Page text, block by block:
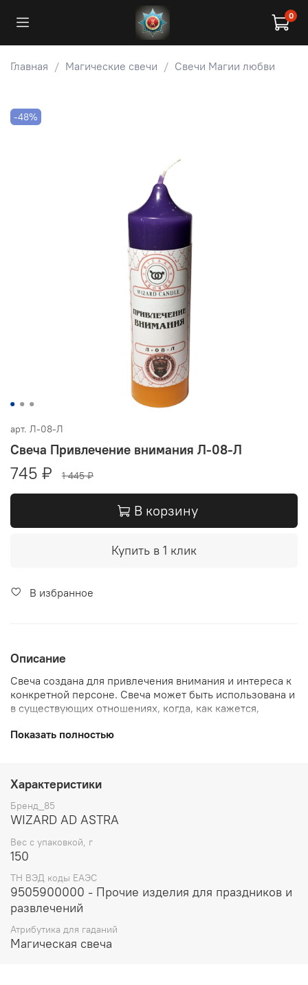
0
Главная Магические свечи Свечи Магии любви
-48%
арт. Л-08-Л
Свеча Привлечение внимания Л-08-Л
745 ₽ 1 445 ₽
В корзину
Купить в 1 клик
В избранное
Описание
Свеча создана для привлечения внимания и интереса к
конкретной персоне. Свеча может быть использована и
в существующих отношениях, когда, как кажется,
формирующихся отношениях, чтобы привлечь внимание
- Повышение внимания к своей персоне
- Усиление привлекательности и сексуальности
- Усиление внимания противоположного пола
Масса: 135 гр
Размер: Высота 14 см Диаметр 4 см.
Среднее время горения: 20 часов.
Показать полностью
Характеристики
Бренд_85
WIZARD AD ASTRA
Вес с упаковкой, г
150
ТН ВЭД коды ЕАЭС
9505900000 - Прочие изделия для праздников и
развлечений
Атрибутика для гаданий
Магическая свеча